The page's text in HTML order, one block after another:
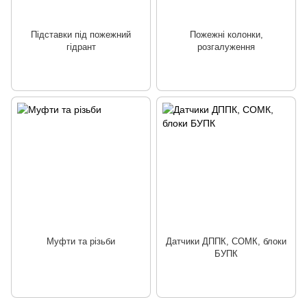
Підставки під пожежний
гідрант
Пожежні колонки,
розгалуження
Муфти та різьби
Датчики ДППК, СОМК, блоки
БУПК